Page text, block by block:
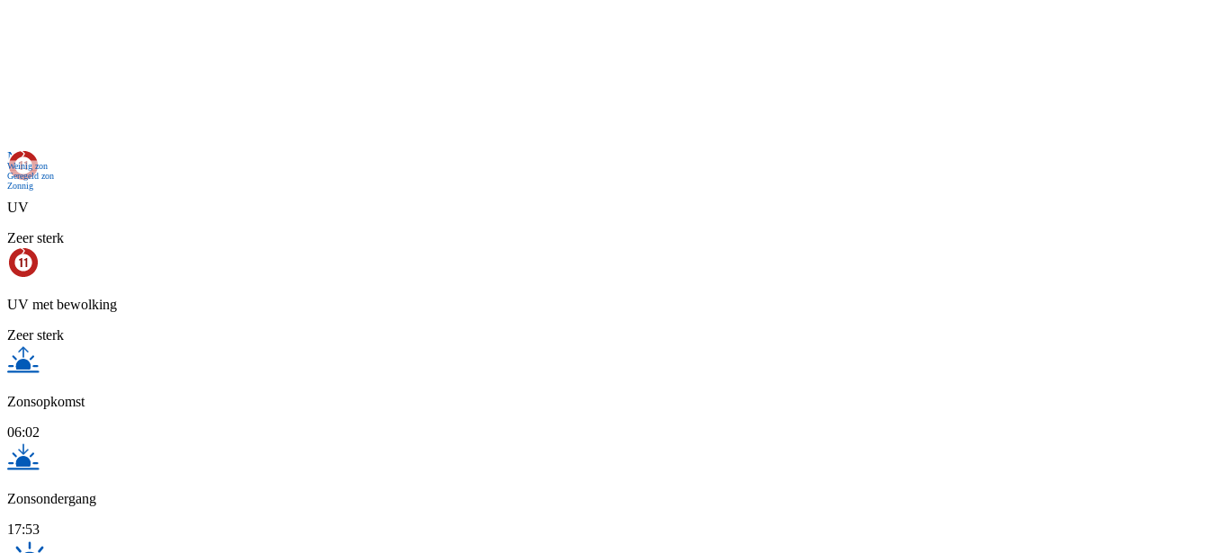
Nu
Weinig zon
Geregeld zon
Zonnig
UV
Zeer sterk
UV met bewolking
Zeer sterk
Zonsopkomst
06:02
Zonsondergang
17:53